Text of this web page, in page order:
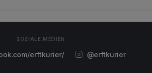
SOZIALE MEDIEN
erftkurier/ @erftkurier